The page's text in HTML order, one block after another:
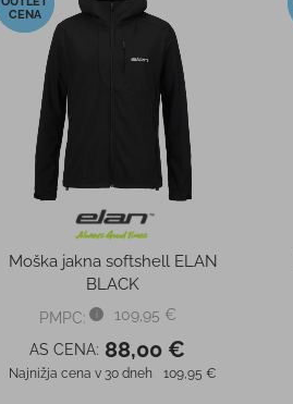
Moška jakna softshell ELAN
BLACK
PMPC:
109,95 €
AS CENA: 88,00 €
Najnižja cena v 30 dneh 109,95 €